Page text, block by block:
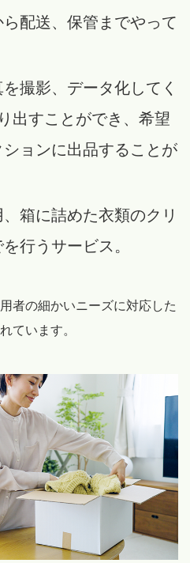
配送、保管までやって
撮影、データ化してく
出すことができ、希望
ョンに出品することが
箱に詰めた衣類のクリ
行うサービス。
者の細かいニーズに対応した
ています。